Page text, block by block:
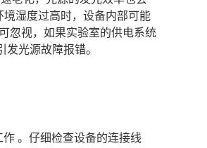
境湿度过高时，设备内部可能
忽视，如果实验室的供电系统
光源故障报错。
。仔细检查设备的连接线